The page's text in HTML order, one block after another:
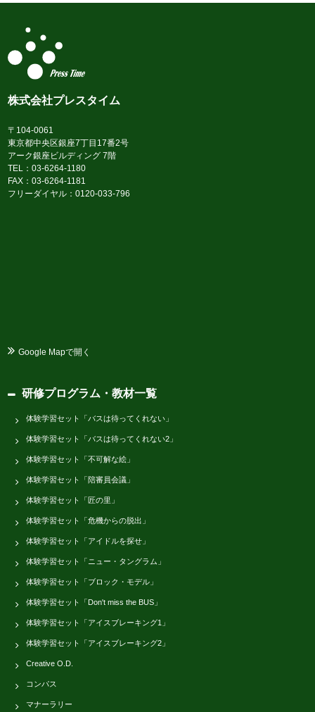
株式会社プレスタイム
〒104-0061
東京都中央区銀座7丁目17番2号
アーク銀座ビルディング 7階
TEL：03-6264-1180
FAX：03-6264-1181
フリーダイヤル：0120-033-796
Google Mapで開く
研修プログラム・教材一覧
体験学習セット「バスは待ってくれない」
体験学習セット「バスは待ってくれない2」
体験学習セット「不可解な絵」
体験学習セット「陪審員会議」
体験学習セット「匠の里」
体験学習セット「危機からの脱出」
体験学習セット「アイドルを探せ」
体験学習セット「ニュー・タングラム」
体験学習セット「ブロック・モデル」
体験学習セット「Don't miss the BUS」
体験学習セット「アイスブレーキング1」
体験学習セット「アイスブレーキング2」
Creative O.D.
コンパス
マナーラリー